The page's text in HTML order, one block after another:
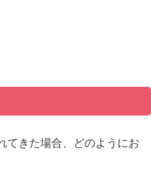
てきた場合、どのようにお